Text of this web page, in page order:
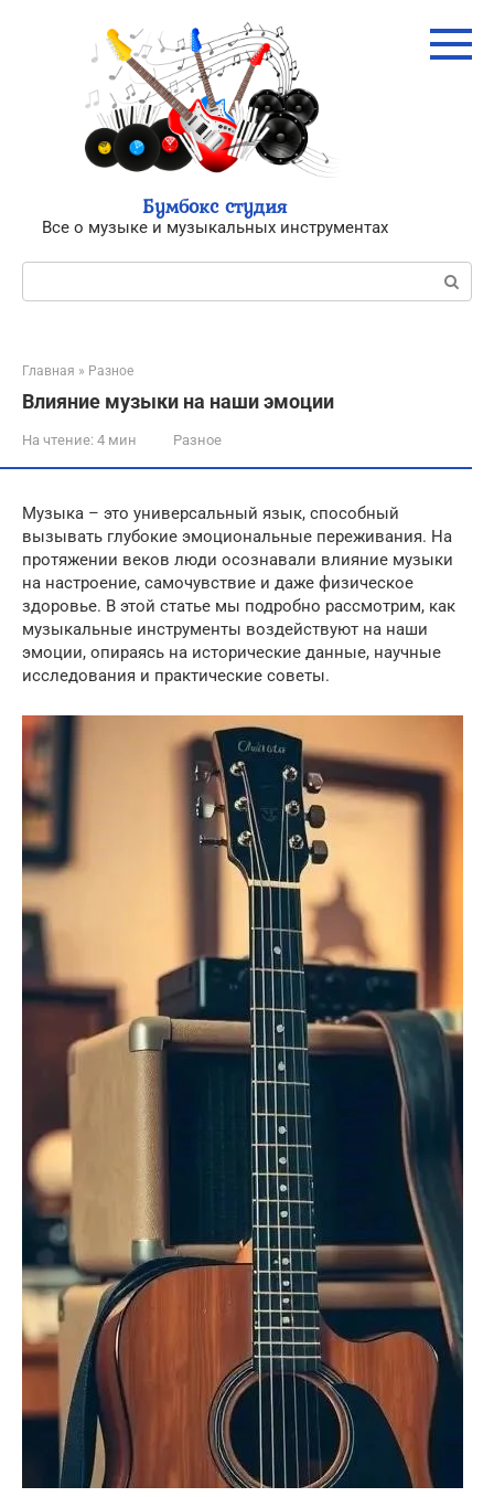
Бумбокс студия
Все о музыке и музыкальных инструментах
Поиск:
Главная » Разное
Влияние музыки на наши эмоции
На чтение: 4 мин Разное
Музыка – это универсальный язык, способный
вызывать глубокие эмоциональные переживания. На
протяжении веков люди осознавали влияние музыки
на настроение, самочувствие и даже физическое
здоровье. В этой статье мы подробно рассмотрим, как
музыкальные инструменты воздействуют на наши
эмоции, опираясь на исторические данные, научные
исследования и практические советы.